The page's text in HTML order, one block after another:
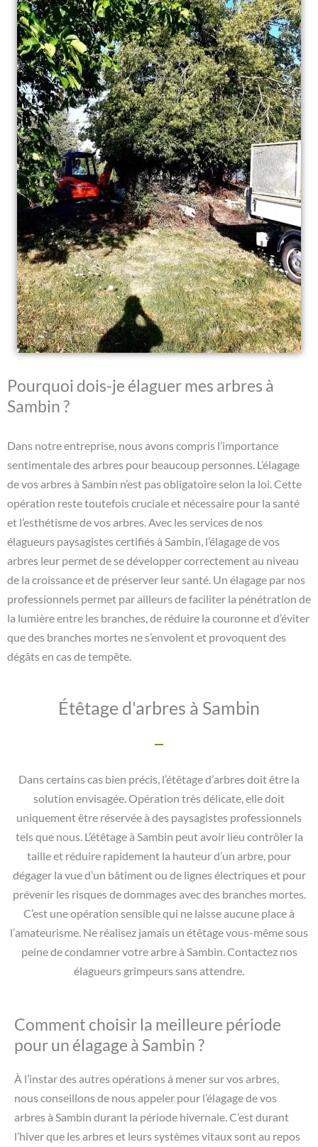
Pourquoi dois-je élaguer mes arbres à
Sambin ?
Dans notre entreprise, nous avons compris l’importance
sentimentale des arbres pour beaucoup personnes. L’élagage
de vos arbres à Sambin n’est pas obligatoire selon la loi. Cette
opération reste toutefois cruciale et nécessaire pour la santé
et l’esthétisme de vos arbres. Avec les services de nos
élagueurs paysagistes certifiés à Sambin, l’élagage de vos
arbres leur permet de se développer correctement au niveau
de la croissance et de préserver leur santé. Un élagage par nos
professionnels permet par ailleurs de faciliter la pénétration de
la lumière entre les branches, de réduire la couronne et d’éviter
que des branches mortes ne s’envolent et provoquent des
dégâts en cas de tempête.
Étêtage d'arbres à Sambin
Dans certains cas bien précis, l’étêtage d’arbres doit être la
solution envisagée. Opération très délicate, elle doit
uniquement être réservée à des paysagistes professionnels
tels que nous. L’étêtage à Sambin peut avoir lieu contrôler la
taille et réduire rapidement la hauteur d’un arbre, pour
dégager la vue d’un bâtiment ou de lignes électriques et pour
prévenir les risques de dommages avec des branches mortes.
C’est une opération sensible qui ne laisse aucune place à
l’amateurisme. Ne réalisez jamais un étêtage vous-même sous
peine de condamner votre arbre à Sambin. Contactez nos
élagueurs grimpeurs sans attendre.
Comment choisir la meilleure période
pour un élagage à Sambin ?
À l’instar des autres opérations à mener sur vos arbres,
nous conseillons de nous appeler pour l’élagage de vos
arbres à Sambin durant la période hivernale. C’est durant
l’hiver que les arbres et leurs systèmes vitaux sont au repos